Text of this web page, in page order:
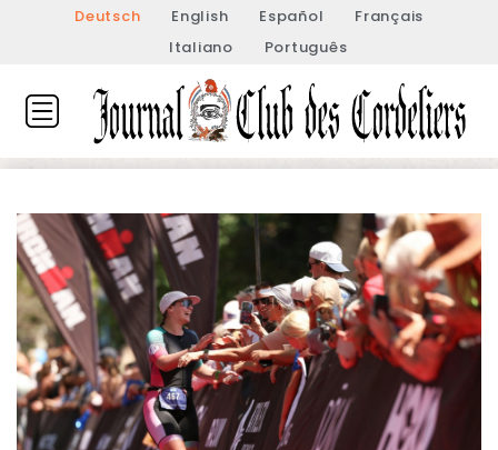
Deutsch English Español
Français
Italiano
Português